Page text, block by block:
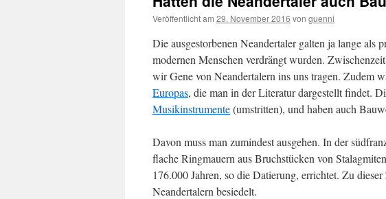
Veröffentlicht am 29. November 2016 von guenni
Die ausgestorbenen Neandertaler galten ja lange als
modernen Menschen verdrängt wurden.
wir Gene von Neandertalern ins uns tragen. Zudem
Europas, die man in der Literatur dargestellt findet.
Musikinstrumente(umstritten), und haben auch
Davon muss man zumindest ausgehen. In der
flache Ringmauern aus Bruchstücken von
176.000 Jahren, so die Datierung, errichtet. Zu
Neandertalern besiedelt.